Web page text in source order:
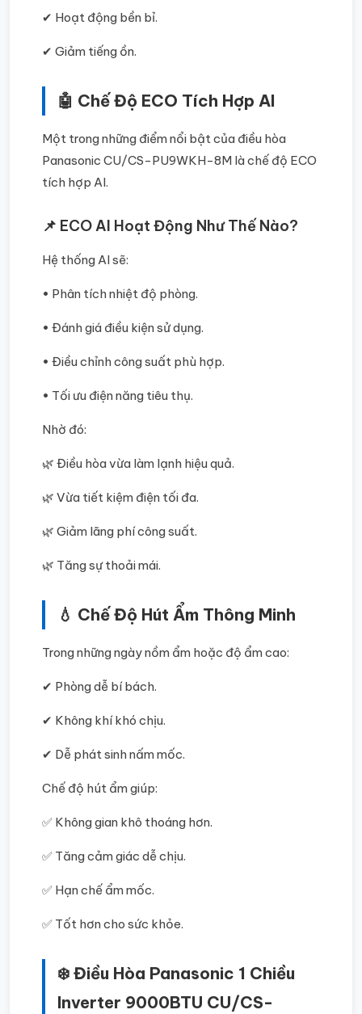
✔ Hoạt động bền bỉ.
✔ Giảm tiếng ồn.
🤖 Chế Độ ECO Tích Hợp AI
Một trong những điểm nổi bật của điều hòa
Panasonic CU/CS-PU9WKH-8M là chế độ ECO
tích hợp AI.
📌 ECO AI Hoạt Động Như Thế Nào?
Hệ thống AI sẽ:
• Phân tích nhiệt độ phòng.
• Đánh giá điều kiện sử dụng.
• Điều chỉnh công suất phù hợp.
• Tối ưu điện năng tiêu thụ.
Nhờ đó:
🌿 Điều hòa vừa làm lạnh hiệu quả.
🌿 Vừa tiết kiệm điện tối đa.
🌿 Giảm lãng phí công suất.
🌿 Tăng sự thoải mái.
💧 Chế Độ Hút Ẩm Thông Minh
Trong những ngày nồm ẩm hoặc độ ẩm cao:
✔ Phòng dễ bí bách.
✔ Không khí khó chịu.
✔ Dễ phát sinh nấm mốc.
Chế độ hút ẩm giúp:
✅ Không gian khô thoáng hơn.
✅ Tăng cảm giác dễ chịu.
✅ Hạn chế ẩm mốc.
✅ Tốt hơn cho sức khỏe.
❄️ Điều Hòa Panasonic 1 Chiều
Inverter 9000BTU CU/CS-